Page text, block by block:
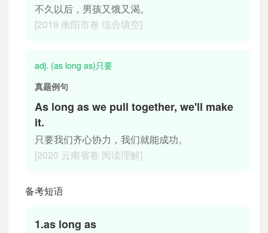
不久以后，男孩又饿又渴。
[2019 衡阳市卷 综合填空]
adj. (as long as)只要
真题例句
As long as we pull together, we'll make
it.
只要我们齐心协力，我们就能成功。
[2020 云南省卷 阅读理解]
备考短语
1.as long as